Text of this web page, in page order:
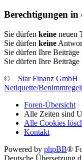
Berechtigungen in
Sie dürfen keine neuen
Sie dürfen keine
Sie dürfen Ihre
Sie dürfen Ihre
©
Star Finanz GmbH
Netiquette/
Foren-Übersicht
Alle Zeiten sind
Alle Cookies
Kontakt
Powered by phpBB®
Deutsche Übersetzung